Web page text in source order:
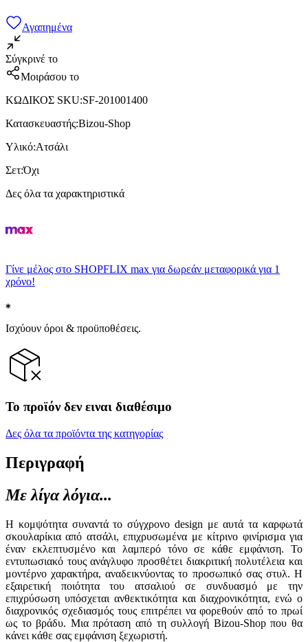
Αγαπημένα
Σύγκρινέ το
Μοιράσου το
ΚΩΔΙΚΟΣ SKU:SF-201001400
Κατασκευαστής:Bizou-Shop
Υλικό:Ατσάλι
Σετ:Όχι
Δες όλα τα χαρακτηριστικά
Γίνε μέλος στο SHOPFLIX max για δωρεάν μεταφορικά για 1
χρόνο!
Ισχύουν όροι & προϋποθέσεις.
Το προϊόν δεν ειναι διαθέσιμο
Δες όλα τα προϊόντα της κατηγορίας
Περιγραφή
Με λίγα λόγια...
Η κομψότητα συναντά το σύγχρονο design με αυτά τα καρφωτά
σκουλαρίκια από ατσάλι, επιχρυσωμένα με κίτρινο φινίρισμα για
έναν εκλεπτυσμένο και λαμπερό τόνο σε κάθε εμφάνιση. Το
εντυπωσιακό τους ανάγλυφο προσθέτει διακριτική πολυτέλεια και
μοντέρνο χαρακτήρα, αναδεικνύοντας το προσωπικό σας στυλ. Η
εξαιρετική ποιότητα του ατσαλιού σε συνδυασμό με την
επιχρύσωση υπόσχεται ανθεκτικότητα και διαχρονικότητα, ενώ ο
διαχρονικός σχεδιασμός τους επιτρέπει να φορεθούν από το πρωί
ως το βράδυ. Μια πρόταση από τη συλλογή Bizou-Shop που θα
κάνει κάθε σας εμφάνιση ξεχωριστή.